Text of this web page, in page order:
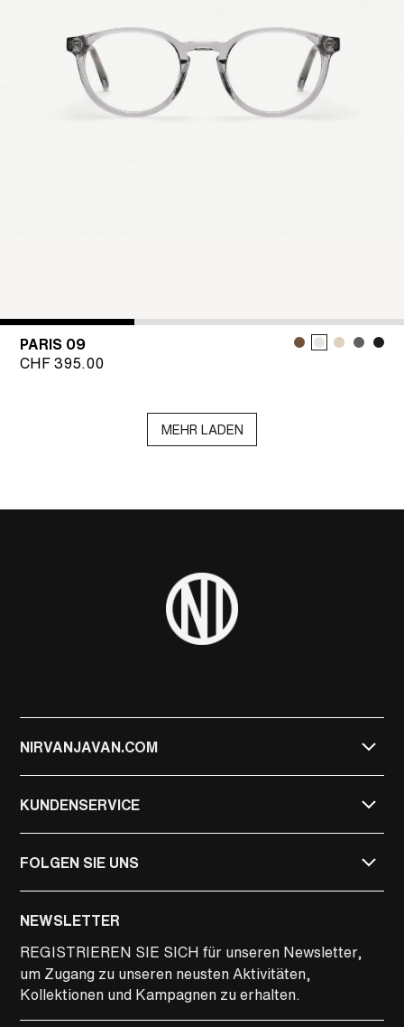
PARIS 09
CHF395.00
MEHR LADEN
NIRVANJAVAN.COM
KUNDENSERVICE
FOLGEN SIE UNS
NIRVAN JAVAN PRIVATE
LINKEDIN
NEWSLETTER
REGISTRIEREN SIE SICH für unseren Newsletter,
um Zugang zu unseren neusten Aktivitäten,
Kollektionen und Kampagnen zu erhalten.